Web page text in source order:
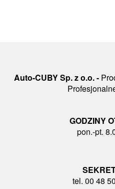
Auto-CUBY Sp. z o.o. -
GODZINY
pon.-pt.
tel. 00 48